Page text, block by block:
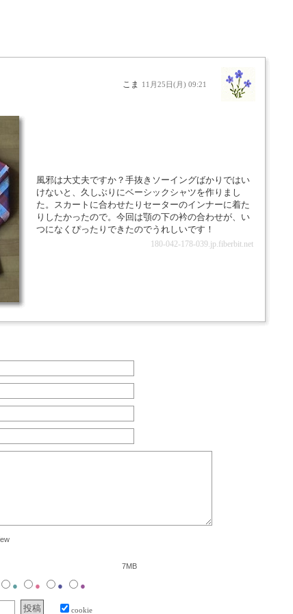
こま 11月25日(月) 09:21
風邪は大丈夫ですか？手抜きソーイングばかりではい
けないと、久しぶりにベーシックシャツを作りまし
た。スカートに合わせたりセーターのインナーに着た
りしたかったので。今回は顎の下の衿の合わせが、い
つになくぴったりできたのでうれしいです！
180-042-178-039.jp.fiberbit.net
7MB
● ● ● ●
cookie